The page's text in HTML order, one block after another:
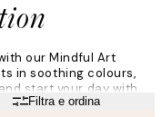
our Mindful Art
in soothing colours,
start your day with
the tone for a day full
Filtra e ordina